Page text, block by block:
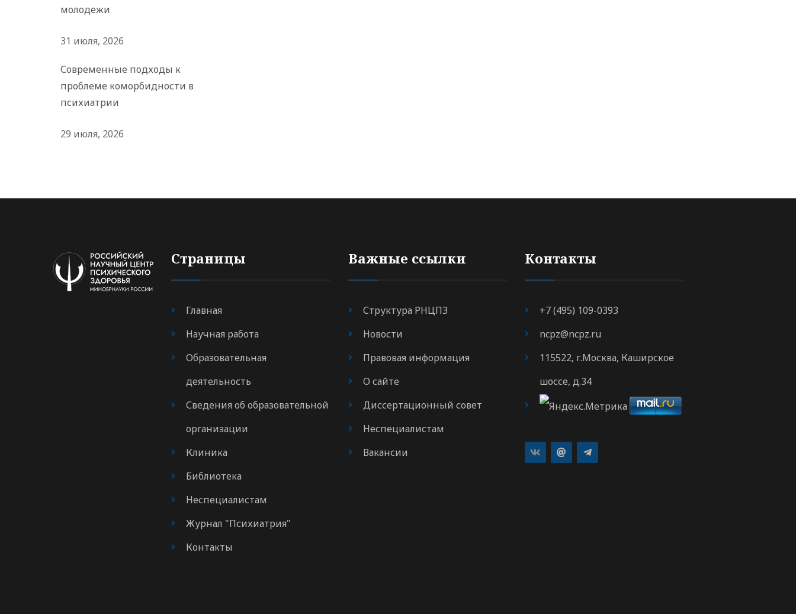
молодежи
31 июля, 2026
Современные подходы к
проблеме коморбидности в
психиатрии
29 июля, 2026
Страницы
Главная
Научная работа
Образовательная
деятельность
Сведения об образовательной
организации
Клиника
Библиотека
Неспециалистам
Журнал "Психиатрия"
Контакты
Важные ссылки
Структура РНЦПЗ
Новости
Правовая информация
О сайте
Диссертационный совет
Неспециалистам
Вакансии
Контакты
+7 (495) 109-0393
ncpz@ncpz.ru
115522, г.Москва, Каширское
шоссе, д.34